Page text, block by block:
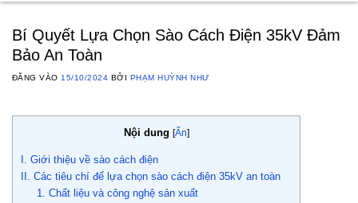
Bí Quyết Lựa Chọn Sào Cách Điện 35kV Đảm
Bảo An Toàn
ĐĂNG VÀO 15/10/2024 BỞI PHẠM HUỲNH NHƯ
Nội dung [Ẩn]
I. Giới thiệu về sào cách điện
II. Các tiêu chí để lựa chọn sào cách điện 35kV an toàn
1. Chất liệu và công nghệ sản xuất